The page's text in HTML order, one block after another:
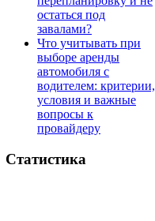
остаться под
завалами?
Что учитывать при
выборе аренды
автомобиля с
водителем: критерии,
условия и важные
вопросы к
провайдеру
Статистика